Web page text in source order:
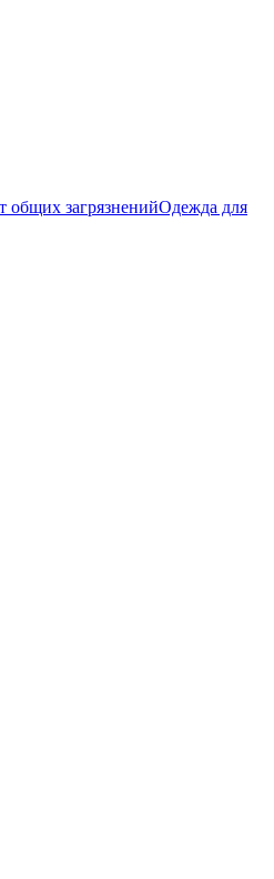
общих загрязненийОдежда для